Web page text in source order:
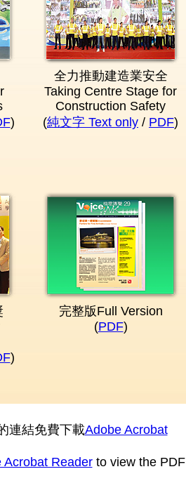
)
全力推動建造業安全
Taking Centre Stage for
Construction Safety
(純文字 Text only / PDF)
)
完整版Full Version
(PDF)
連結免費下載Adobe Acrobat
Acrobat Readerto view the PDF